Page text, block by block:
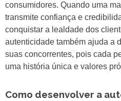
consumidores. Quando uma
transmite confiança e
conquistar a lealdade dos
autenticidade também ajuda a
suas concorrentes, pois cada
uma história única e valores
Como desenvolver a